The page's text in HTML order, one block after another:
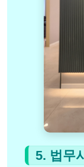
5. 법무